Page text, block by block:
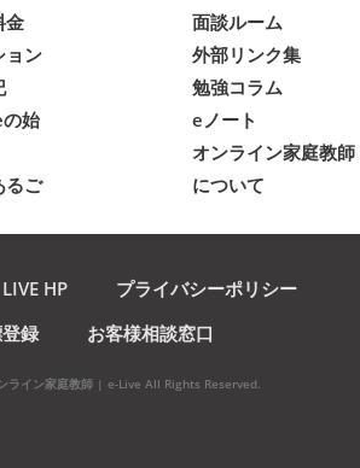
金
ョン
始
るご
面談ルーム
外部リンク集
勉強コラム
eノート
オンライン家庭教師
について
LIVE HP
プライバシーポリシー
録
お客様相談窓口
ライン家庭教師 | e-Live All Rights Reserved.